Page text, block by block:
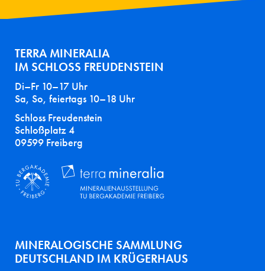
TERRA MINERALIA
IM SCHLOSS FREUDENSTEIN
Di–Fr 10–17 Uhr
Sa, So, feiertags 10–18 Uhr
Schloss Freudenstein
Schloßplatz 4
09599 Freiberg
MINERALOGISCHE SAMMLUNG
DEUTSCHLAND IM KRÜGERHAUS